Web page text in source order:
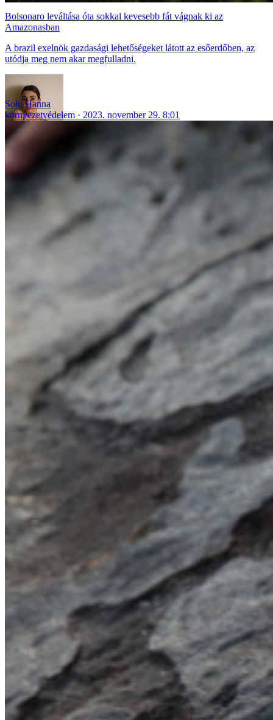
Bolsonaro leváltása óta sokkal kevesebb fát vágnak ki az
Amazonasban
A brazil exelnök gazdasági lehetőségeket látott az esőerdőben, az
utódja meg nem akar megfulladni.
Solti Hanna
környezetvédelem
2023. november 29. 8:01